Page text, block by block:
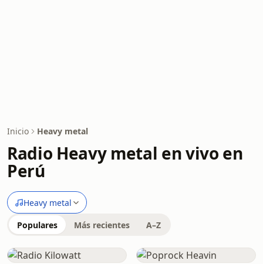
Inicio Heavy metal
Radio Heavy metal en vivo en
Perú
Heavy metal
Populares Más recientes A–Z